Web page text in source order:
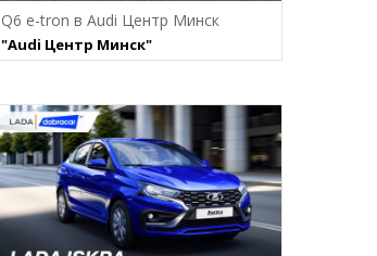
Q6 e-tron в Audi Центр Минск
"Audi Центр Минск"